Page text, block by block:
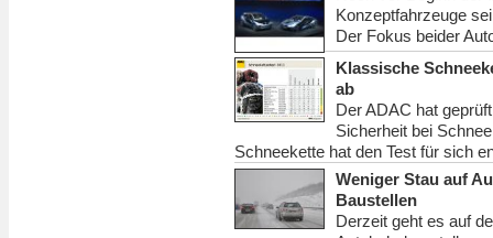
Konzeptfahrzeuge
Der Fokus beider
Klassische
ab
Der ADAC hat
Sicherheit bei
Schneekette hat den Test für sich
Weniger Stau auf
Baustellen
Derzeit geht es auf